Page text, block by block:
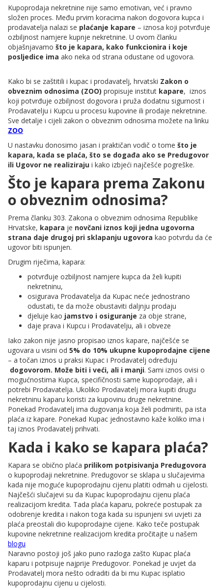
Kupoprodaja nekretnine nije samo emotivan, već i pravno
složen proces. Među prvim koracima nakon dogovora kupca i
prodavatelja nalazi se plaćanje kapare – iznosa koji potvrđuje
ozbiljnost namjere kupnje nekretnine. U ovom članku
objašnjavamo što je kapara, kako funkcionira i koje
posljedice ima ako neka od strana odustane od ugovora.
Kako bi se zaštitili i kupac i prodavatelj, hrvatski Zakon o
obveznim odnosima (ZOO) propisuje institut kapare, iznos
koji potvrđuje ozbiljnost dogovora i pruža dodatnu sigurnost i
Prodavatelju i Kupcu u procesu kupovine ili prodaje nekretnine.
Sve detalje i cijeli zakon o obveznim odnosima možete na linku
ZOO
U nastavku donosimo jasan i praktičan vodič o tome što je
kapara, kada se plaća, što se događa ako se Predugovor
ili Ugovor ne realiziraju i kako izbjeći najčešće pogreške.
Što je kapara prema Zakonu
o obveznim odnosima?
Prema članku 303. Zakona o obveznim odnosima Republike
Hrvatske, kapara je novčani iznos koji jedna ugovorna
strana daje drugoj pri sklapanju ugovora kao potvrdu da će
ugovor biti ispunjen.
Drugim riječima, kapara:
potvrđuje ozbiljnost namjere kupca da želi kupiti
nekretninu,
osigurava Prodavatelja da Kupac neće jednostrano
odustati, te da može obustaviti daljnju prodaju
djeluje kao jamstvo i osiguranje za obje strane,
daje prava i Kupcu i Prodavatelju, ali i obveze
Iako zakon nije jasno propisao iznos kapare, najčešće se
ugovara u visini od 5% do 10% ukupne kupoprodajne cijene
– a točan iznos u praksi Kupac i Prodavatelj određuju
dogovorom. Može biti i veći, ali i manji. Sami iznos ovisi o
mogućnostima Kupca, specifičnosti same kupoprodaje, ali i
potrebi Prodavatelja. Ukoliko Prodavatelj mora kupiti drugu
nekretninu kaparu koristi za kupovinu druge nekretnine.
Ponekad Prodavatelj ima dugovanja koja želi podmiriti, pa ista
plaća iz kapare. Ponekad Kupac jednostavno kaže koliko ima i
taj iznos Prodavatelj prihvati.
Kada i kako se kapara plaća?
Kapara se obično plaća prilikom potpisivanja Predugovora
o kupoprodaji nekretnine. Predugovor se sklapa u slučajevima
kada nije moguće kupoprodajnu cijenu platiti odmah u cijelosti.
Najčešći slučajevi su da Kupac kupoprodajnu cijenu plaća
realizacijom kredita. Tada plaća kaparu, pokreće postupak za
odobrenje kredita i nakon toga kada su ispunjeni svi uvjeti za
plaća preostali dio kupoprodajne cijene. Kako teče postupak
kupovine nekretnine realizacijom kredita pročitajte u našem
blogu
Naravno postoji još jako puno razloga zašto Kupac plaća
kaparu i potpisuje najprije Predugovor. Ponekad je uvjet da
Prodavatelj mora nešto odraditi da bi mu Kupac isplatio
kupoprodajnu cijenu u cijelosti.